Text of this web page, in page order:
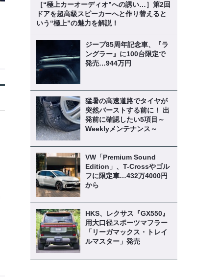
［“極上カーオーディオ”への誘い…］第2回
ドアを超高級スピーカーへと作り替えると
いう“極上”の魅力を解説！
ジープ85周年記念車、『ラ
ングラー』に100台限定で
発売…944万円
猛暑の高速道路でタイヤが
突然バーストする前に！ 出
発前に確認したい5項目～
Weeklyメンテナンス～
VW「Premium Sound
Edition」、T-Crossやゴル
フに限定車…432万4000円
から
HKS、レクサス『GX550』
用大口径スポーツマフラー
「リーガマックス・トレイ
ルマスター」発売